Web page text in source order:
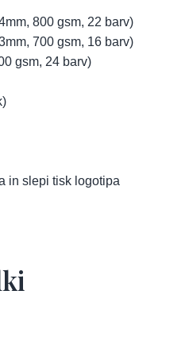
800 gsm, 22 barv)
700 gsm, 16 barv)
gsm, 24 barv)
in slepi tisk logotipa